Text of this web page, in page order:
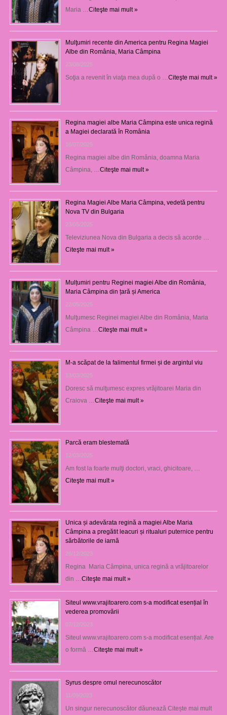
Maria … Citeşte mai mult »
Mulţumiri recente din America pentru Regina Magiei
Albe din România, Maria Câmpina
23/08/2025
Soţia a revenit în viaţa mea după o … Citeşte mai mult »
Regina magiei albe Maria Câmpina este unica regină
a Magiei declarată în România
16/07/2025
Regina magiei albe din România, doamna Maria
Câmpina, … Citeşte mai mult »
Regina Magiei Albe Maria Câmpina, vedetă pentru
Nova TV din Bulgaria
23/05/2025
Televiziunea Nova din Bulgaria a decis să acorde …
Citeşte mai mult »
Mulțumiri pentru Reginei magiei Albe din România,
Maria Câmpina din țară și America
22/05/2025
Mulţumesc Reginei magiei Albe din România, Maria
Câmpina … Citeşte mai mult »
M-a scăpat de la falimentul firmei și de argintul viu
13/03/2025
Doresc să mulţumesc expres vrăjitoarei Maria din
Craiova … Citeşte mai mult »
Parcă eram blestemată
12/03/2025
Am fost la foarte mulţi doctori, vraci, ghicitoare, …
Citeşte mai mult »
Unica și adevărata regină a magiei Albe Maria
Câmpina a pregătit leacuri și ritualuri puternice pentru
sărbătorile de iarnă
26/12/2023
Regina Maria Câmpina, unica regină a vrăjitoarelor
din … Citeşte mai mult »
Siteul www.vrajitoarero.com s-a modificat esențial în
vederea promovării
07/12/2023
Siteul www.vrajitoarero.com s-a modificat esențial. Are
o formă … Citeşte mai mult »
Syrus despre omul nerecunoscător
11/09/2023
Un singur nerecunoscător dăunează Citește mai mult